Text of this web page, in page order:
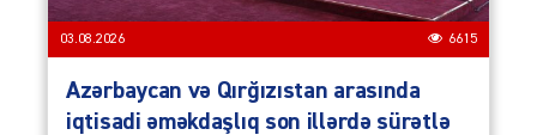
03.08.2026 6615
Azərbaycan və Qırğızıstan arasında
iqtisadi əməkdaşlıq son illərdə sürətlə